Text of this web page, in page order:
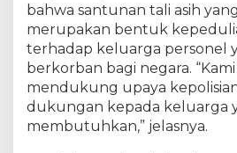
d
a
K
e
l
u
bahwa santunan tali asih
merupakan bentuk
terhadap keluarga personel
berkorban bagi negara.
mendukung upaya
dukungan kepada keluarga
membutuhkan,” jelasnya.